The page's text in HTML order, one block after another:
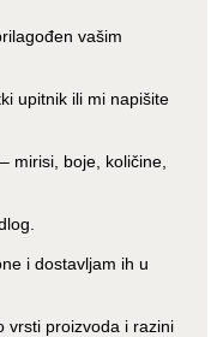
vašim
upitnik ili mi napišite
mirisi, boje, količine,
i dostavljam ih u
vrsti proizvoda i razini